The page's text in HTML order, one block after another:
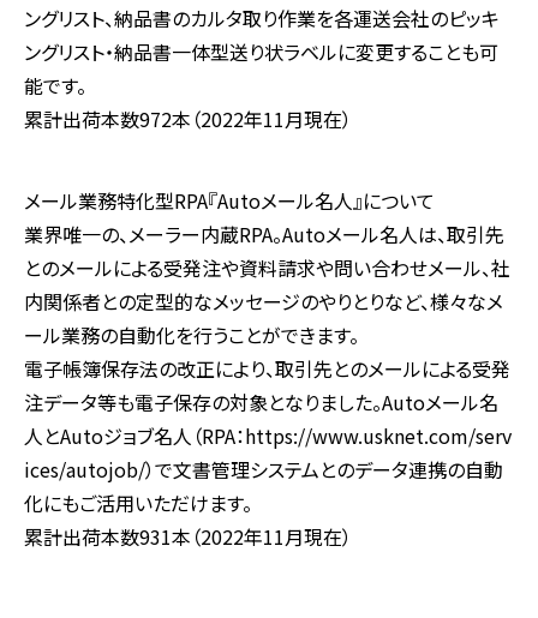
ングリスト、納品書のカルタ取り作業を各運送会社のピッキ
ングリスト・納品書一体型送り状ラベルに変更することも可
能です。
累計出荷本数972本（2022年11月現在）
メール業務特化型RPA『Autoメール名人』について
業界唯一の、メーラー内蔵RPA。Autoメール名人は、取引先
とのメールによる受発注や資料請求や問い合わせメール、社
内関係者との定型的なメッセージのやりとりなど、様々なメ
ール業務の自動化を行うことができます。
電子帳簿保存法の改正により、取引先とのメールによる受発
注データ等も電子保存の対象となりました。Autoメール名
人とAutoジョブ名人（RPA：https://www.usknet.com/serv
ices/autojob/）で文書管理システムとのデータ連携の自動
化にもご活用いただけます。
累計出荷本数931本（2022年11月現在）